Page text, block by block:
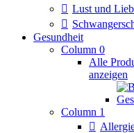
Lust und
Gesundheit
Column 0
Alle
anzeigen
Column 1